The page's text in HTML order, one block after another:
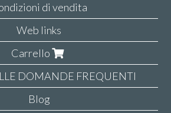
di vendita
Web links
Carrello
DOMANDE FREQUENTI
Blog